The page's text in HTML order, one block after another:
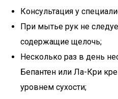
Консультация у
При мытье рук не
содержащие щелочь;
Несколько раз в день
Бепантен или Ла-Кри
уровнем сухости;